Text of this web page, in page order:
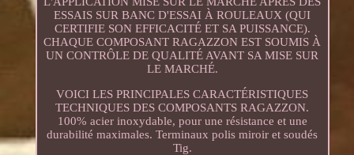
ESSAIS SUR BANC D'ESSAI À ROULEAUX (QUI
CERTIFIE SON EFFICACITÉ ET SA PUISSANCE).
CHAQUE COMPOSANT RAGAZZON EST SOUMIS À
UN CONTRÔLE DE QUALITÉ AVANT SA MISE SUR
LE MARCHÉ.
VOICI LES PRINCIPALES CARACTÉRISTIQUES
TECHNIQUES DES COMPOSANTS RAGAZZON.
100% acier inoxydable, pour une résistance et une
durabilité maximales. Terminaux polis miroir et soudés
Tig.